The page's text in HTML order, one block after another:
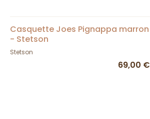
Casquette Joes Pignappa marron
- Stetson
Stetson
69,00 €